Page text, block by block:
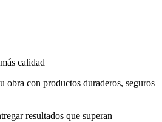
calidad
obra con productos duraderos, seguros
resultados que superan